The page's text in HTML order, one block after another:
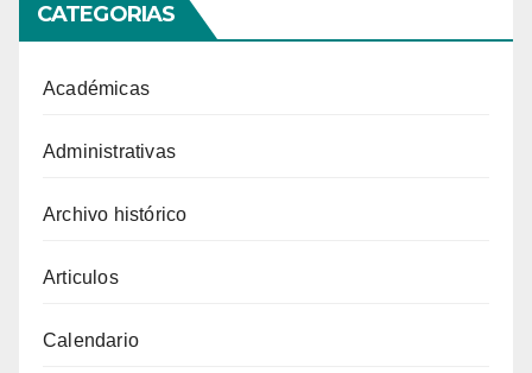
CATEGORIAS
Académicas
Administrativas
Archivo histórico
Articulos
Calendario